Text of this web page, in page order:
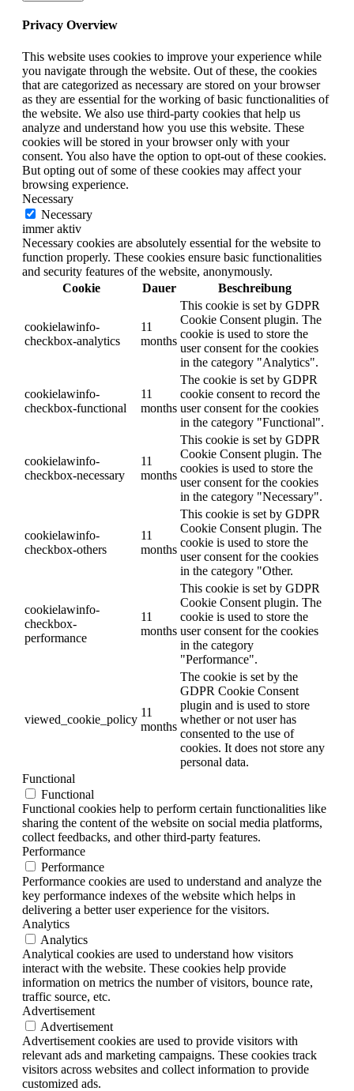
Privacy Overview
This website uses cookies to improve your experience while
you navigate through the website. Out of these, the cookies
that are categorized as necessary are stored on your browser
as they are essential for the working of basic functionalities of
the website. We also use third-party cookies that help us
analyze and understand how you use this website. These
cookies will be stored in your browser only with your
consent. You also have the option to opt-out of these cookies.
But opting out of some of these cookies may affect your
browsing experience.
Necessary
Necessary
immer aktiv
Necessary cookies are absolutely essential for the website to
function properly. These cookies ensure basic functionalities
and security features of the website, anonymously.
Cookie
Dauer Beschreibung
cookielawinfo-
checkbox-analytics
11
months
This cookie is set by GDPR
Cookie Consent plugin. The
cookie is used to store the
user consent for the cookies
in the category "Analytics".
cookielawinfo-
checkbox-functional
11
months
The cookie is set by GDPR
cookie consent to record the
user consent for the cookies
in the category "Functional".
cookielawinfo-
checkbox-necessary
11
months
This cookie is set by GDPR
Cookie Consent plugin. The
cookies is used to store the
user consent for the cookies
in the category "Necessary".
cookielawinfo-
checkbox-others
11
months
This cookie is set by GDPR
Cookie Consent plugin. The
cookie is used to store the
user consent for the cookies
in the category "Other.
cookielawinfo-
checkbox-
performance
11
months
This cookie is set by GDPR
Cookie Consent plugin. The
cookie is used to store the
user consent for the cookies
in the category
"Performance".
viewed_cookie_policy
11
months
The cookie is set by the
GDPR Cookie Consent
plugin and is used to store
whether or not user has
consented to the use of
cookies. It does not store any
personal data.
Functional
Functional
Functional cookies help to perform certain functionalities like
sharing the content of the website on social media platforms,
collect feedbacks, and other third-party features.
Performance
Performance
Performance cookies are used to understand and analyze the
key performance indexes of the website which helps in
delivering a better user experience for the visitors.
Analytics
Analytics
Analytical cookies are used to understand how visitors
interact with the website. These cookies help provide
information on metrics the number of visitors, bounce rate,
traffic source, etc.
Advertisement
Advertisement
Advertisement cookies are used to provide visitors with
relevant ads and marketing campaigns. These cookies track
visitors across websites and collect information to provide
customized ads.